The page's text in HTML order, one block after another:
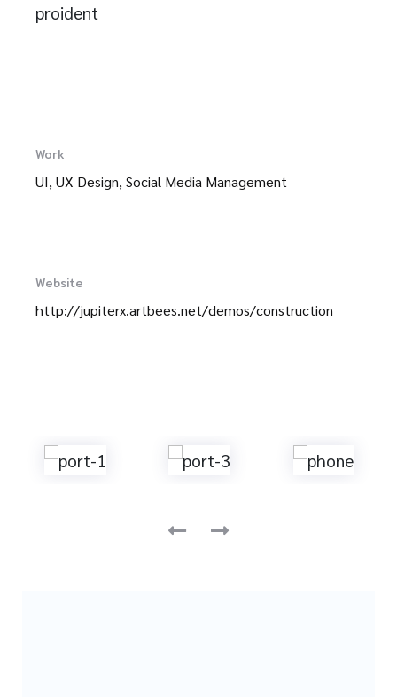
proident
Work
UI, UX Design, Social Media Management
Website
http://jupiterx.artbees.net/demos/construction